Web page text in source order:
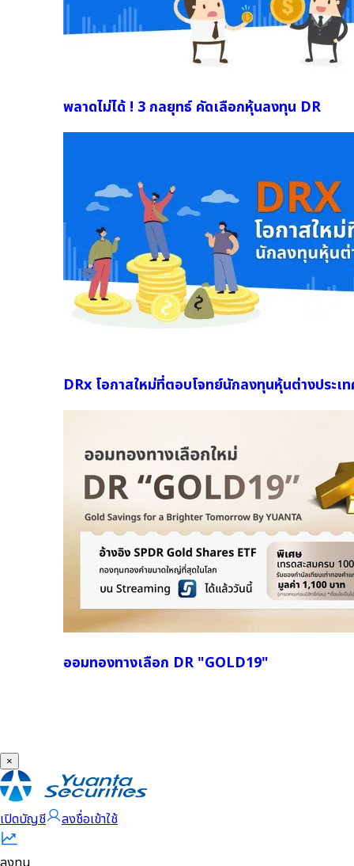
พลาดไม่ได้ ! 3 กลยุทธ์ คัดเลือกหุ้นลงทุน DR
DRx โอกาสใหม่ที่ตอบโจทย์นักลงทุนหุ้นต่างประเ
ออมทองทางเลือก DR "GOLD19"
×
เปิดบัญชี ลงชื่อเข้าใช้